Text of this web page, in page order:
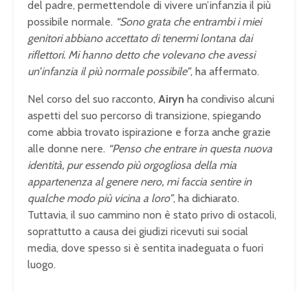
del padre, permettendole di vivere un’infanzia il più
possibile normale. “Sono grata che entrambi i miei
genitori abbiano accettato di tenermi lontana dai
riflettori. Mi hanno detto che volevano che avessi
un’infanzia il più normale possibile”, ha affermato.
Nel corso del suo racconto, Airyn ha condiviso alcuni
aspetti del suo percorso di transizione, spiegando
come abbia trovato ispirazione e forza anche grazie
alle donne nere. “Penso che entrare in questa nuova
identità, pur essendo più orgogliosa della mia
appartenenza al genere nero, mi faccia sentire in
qualche modo più vicina a loro”, ha dichiarato.
Tuttavia, il suo cammino non è stato privo di ostacoli,
soprattutto a causa dei giudizi ricevuti sui social
media, dove spesso si è sentita inadeguata o fuori
luogo.